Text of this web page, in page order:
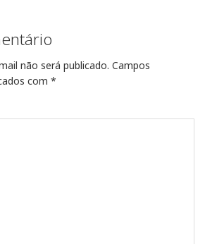
não será publicado. Campos
com *